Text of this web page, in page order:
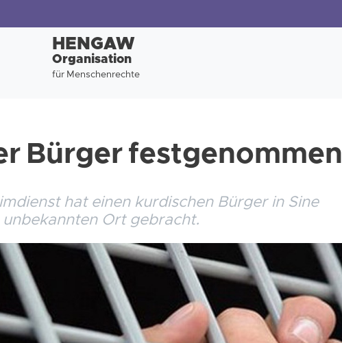
HENGAW
Organisation
für Menschenrechte
Bürger festgenommen
hat einen kurdischen Bürger in Sine
Ort gebracht.